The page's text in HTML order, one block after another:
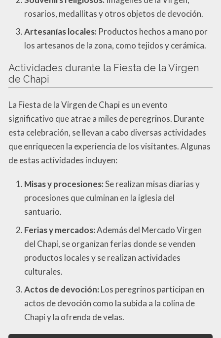
rosarios, medallitas y otros objetos de devoción.
Artesanías locales: Productos hechos a mano por
los artesanos de la zona, como tejidos y cerámica.
Actividades durante la Fiesta de la Virgen
de Chapi
La Fiesta de la Virgen de Chapi es un evento
significativo que atrae a miles de peregrinos. Durante
esta celebración, se llevan a cabo diversas actividades
que enriquecen la experiencia de los visitantes. Algunas
de estas actividades incluyen:
Misas y procesiones:Se realizan misas diarias y
procesiones que culminan en la iglesia del
santuario.
Ferias y mercados:Además del Mercado Virgen
del Chapi, se organizan ferias donde se venden
productos locales y se realizan actividades
culturales.
Actos de devoción: Los peregrinos participan en
actos de devoción como la subida a la colina de
Chapi y la ofrenda de velas.